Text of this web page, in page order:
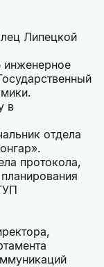
Липецкой
инженерное
в
отдела
протокола,